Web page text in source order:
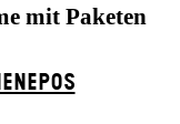
mit Paketen